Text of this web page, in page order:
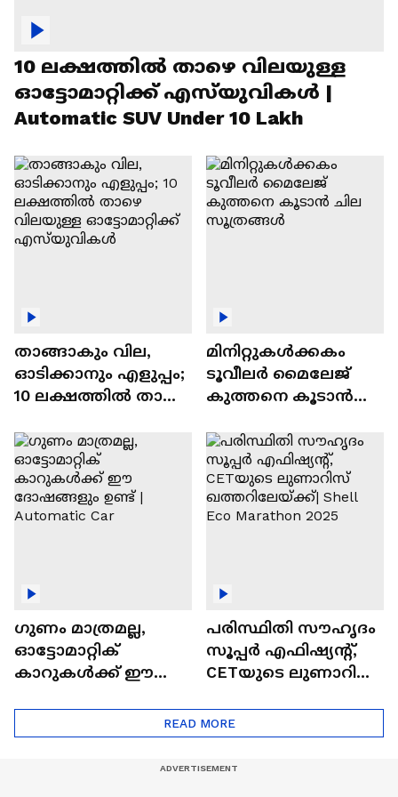
10 ലക്ഷത്തിൽ താഴെ വിലയുള്ള
ഓട്ടോമാറ്റിക്ക് എസ്‍യുവികൾ |
Automatic SUV Under 10 Lakh
താങ്ങാകും വില,
ഓടിക്കാനും എളുപ്പം;
10 ലക്ഷത്തിൽ താഴെ
ഓട്ടോമാറ്റിക്ക്
എസ്‍യുവികൾ
മിനിറ്റുകൾക്കകം
ടൂവീലർ മൈലേജ്
കുത്തനെ കൂടാൻ
ഗുണം മാത്രമല്ല,
ഓട്ടോമാറ്റിക്
കാറുകൾക്ക് ഈ
പരിസ്ഥിതി സൗഹൃദം
സൂപ്പർ എഫിഷ്യന്റ്,
CETയുടെ ലുണാറിസ്
Eco Marathon 2025
READ MORE